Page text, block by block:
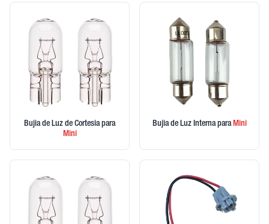
Bujia de Luz de Cortesia para
Mini
Bujia de Luz Interna paraMini